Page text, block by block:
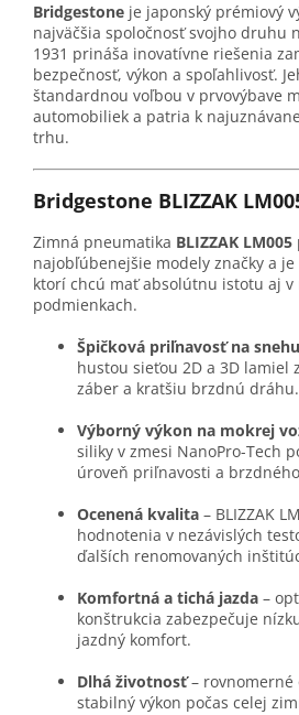
Bridgestone je japonský prémiový
najväčšia spoločnosť svojho druhu
1931 prináša inovatívne riešenia
bezpečnosť, výkon a spoľahlivosť.
štandardnou voľbou v prvovýbave
automobiliek a patria k
trhu.
Bridgestone BLIZZAK
Zimná pneumatika BLIZZAK LM005
najobľúbenejšie modely značky a
ktorí chcú mať absolútnu istotu aj v
podmienkach.
Špičková priľnavosť na
hustou sieťou 2D a 3D lamiel
záber a kratšiu brzdnú dráhu.
Výborný výkon na mokrej
siliky v zmesi NanoPro-Tech
úroveň priľnavosti a
Ocenená kvalita – BLIZZAK
hodnotenia v nezávislých
ďalších renomovaných
Komfortná a tichá jazda –
konštrukcia zabezpečuje
jazdný komfort.
Dlhá životnosť– rovnomerné
stabilný výkon počas celej